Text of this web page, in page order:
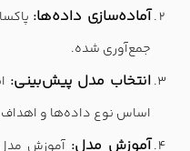
آماده‌سازی داده‌ها:
جمع‌آوری شده.
انتخاب مدل پیش‌بینی:
اساس نوع داده‌ها و
آموزش مدل: آموزش